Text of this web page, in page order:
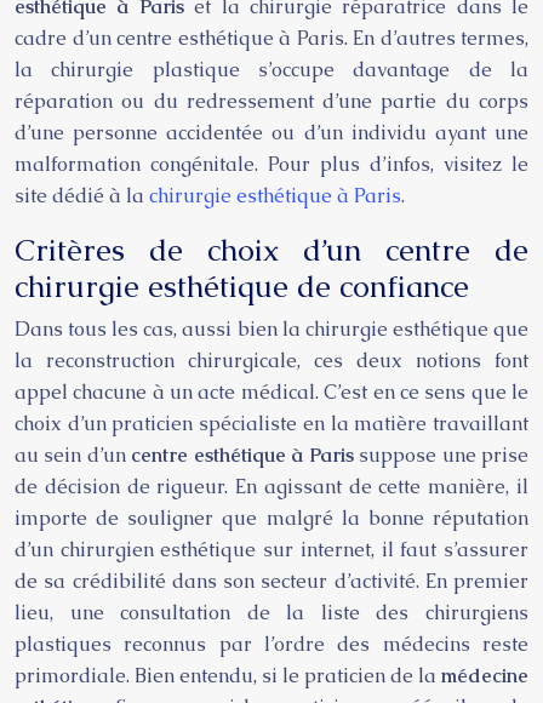
esthétique à Pariset la chirurgie réparatrice dans le
cadre d’un centre esthétique à Paris. En d’autres termes,
la chirurgie plastique s’occupe davantage de la
réparation ou du redressement d’une partie du corps
d’une personne accidentée ou d’un individu ayant une
malformation congénitale. Pour plus d’infos, visitez le
site dédié à la chirurgie esthétique à Paris.
Critères de choix d’un centre de
chirurgie esthétique de confiance
Dans tous les cas, aussi bien la chirurgie esthétique que
la reconstruction chirurgicale, ces deux notions font
appel chacune à un acte médical. C’est en ce sens que le
choix d’un praticien spécialiste en la matière travaillant
au sein d’uncentre esthétique à Parissuppose une prise
de décision de rigueur. En agissant de cette manière, il
importe de souligner que malgré la bonne réputation
d’un chirurgien esthétique sur internet, il faut s’assurer
de sa crédibilité dans son secteur d’activité. En premier
lieu, une consultation de la liste des chirurgiens
plastiques reconnus par l’ordre des médecins reste
primordiale. Bien entendu, si le praticien de la médecine